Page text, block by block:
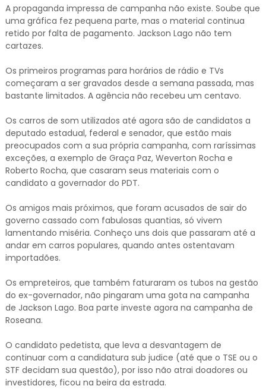
A propaganda impressa de campanha não existe. Soube que
uma gráfica fez pequena parte, mas o material continua
retido por falta de pagamento. Jackson Lago não tem
cartazes.
Os primeiros programas para horários de rádio e TVs
começaram a ser gravados desde a semana passada, mas
bastante limitados. A agência não recebeu um centavo.
Os carros de som utilizados até agora são de candidatos a
deputado estadual, federal e senador, que estão mais
preocupados com a sua própria campanha, com raríssimas
exceções, a exemplo de Graça Paz, Weverton Rocha e
Roberto Rocha, que casaram seus materiais com o
candidato a governador do PDT.
Os amigos mais próximos, que foram acusados de sair do
governo cassado com fabulosas quantias, só vivem
lamentando miséria. Conheço uns dois que passaram até a
andar em carros populares, quando antes ostentavam
importadões.
Os empreteiros, que também faturaram os tubos na gestão
do ex-governador, não pingaram uma gota na campanha
de Jackson Lago. Boa parte investe agora na campanha de
Roseana.
O candidato pedetista, que leva a desvantagem de
continuar com a candidatura sub judice (até que o TSE ou o
STF decidam sua questão), por isso não atrai doadores ou
investidores, ficou na beira da estrada.